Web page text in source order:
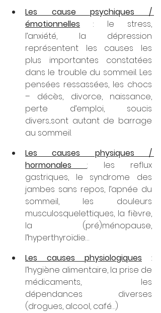
Les cause psychiques /
émotionnelles : le stress,
l’anxiété, la dépression
représentent les causes les
plus importantes constatées
dans le trouble du sommeil. Les
pensées ressassées, les chocs
– décès, divorce, naissance,
perte d’emploi, soucis
divers...sont autant de barrage
au sommeil.
Les causes physiques /
hormonales : les reflux
gastriques, le syndrome des
jambes sans repos, l’apnée du
sommeil, les douleurs
musculosquelettiques, la fièvre,
la (pré)ménopause,
l’hyperthyroïdie…
Les causes physiologiques :
l’hygiène alimentaire, la prise de
médicaments, les
dépendances diverses
(drogues, alcool, café…)